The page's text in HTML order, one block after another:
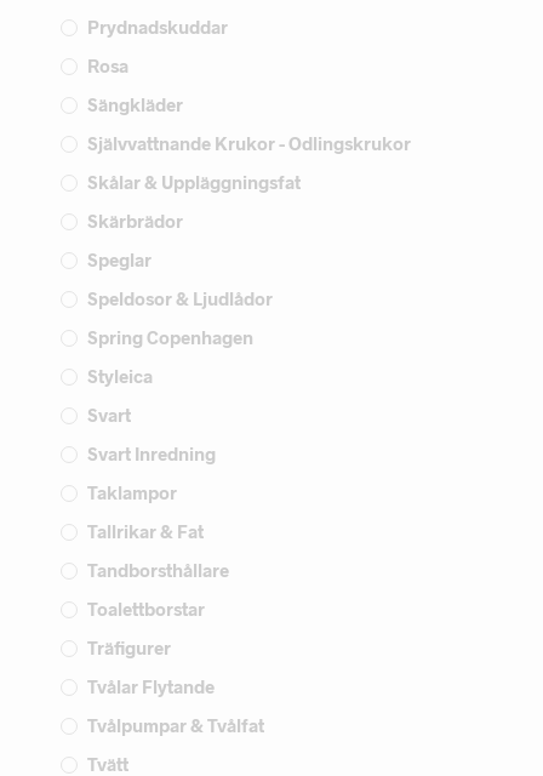
Prydnadskuddar
Rosa
Sängkläder
Självvattnande Krukor - Odlingskrukor
Skålar & Uppläggningsfat
Skärbrädor
Speglar
Speldosor & Ljudlådor
Spring Copenhagen
Styleica
Svart
Svart Inredning
Taklampor
Tallrikar & Fat
Tandborsthållare
Toalettborstar
Träfigurer
Tvålar Flytande
Tvålpumpar & Tvålfat
Tvätt